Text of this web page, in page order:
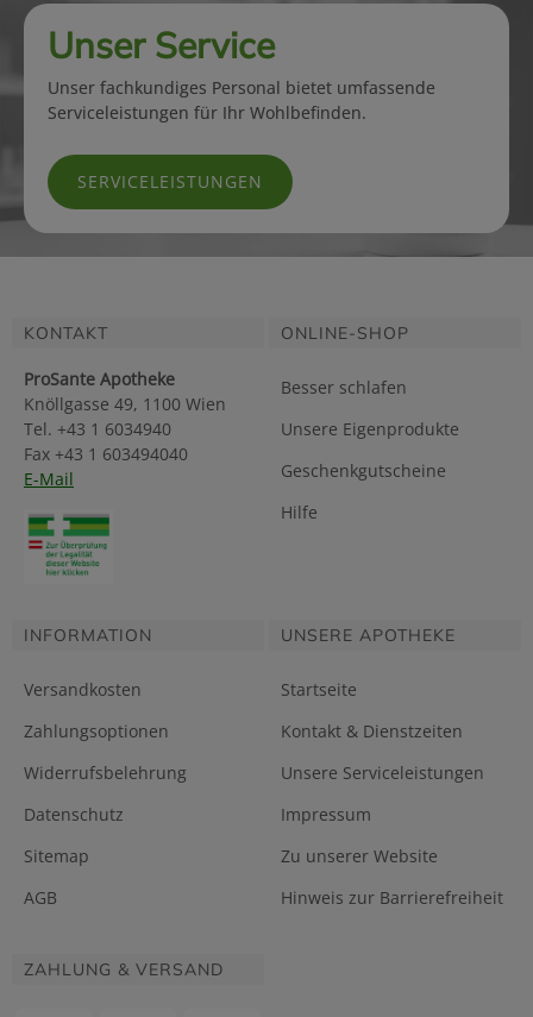
Unser Service
Unser fachkundiges Personal bietet umfassende
Serviceleistungen für Ihr Wohlbefinden.
SERVICELEISTUNGEN
KONTAKT
ProSante Apotheke
Knöllgasse 49, 1100 Wien
Tel. +43 1 6034940
Fax +43 1 603494040
E-Mail
ONLINE-SHOP
Besser schlafen
Unsere Eigenprodukte
Geschenkgutscheine
Hilfe
INFORMATION
Versandkosten
Zahlungsoptionen
Widerrufsbelehrung
Datenschutz
Sitemap
AGB
UNSERE APOTHEKE
Startseite
Kontakt & Dienstzeiten
Unsere Serviceleistungen
Impressum
Zu unserer Website
Hinweis zur Barrierefreiheit
ZAHLUNG & VERSAND